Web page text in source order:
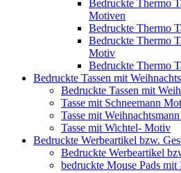
Bedruckte Thermo
Motiven
Bedruckte Thermo
Bedruckte Thermo
Motiv
Bedruckte Thermo
Bedruckte Tassen mit
Bedruckte Tassen mit
Tasse mit Schneemann
Tasse mit
Tasse mit Wichtel- Motiv
Bedruckte Werbeartikel bzw.
Bedruckte Werbeartikel
bedruckte Mouse Pads